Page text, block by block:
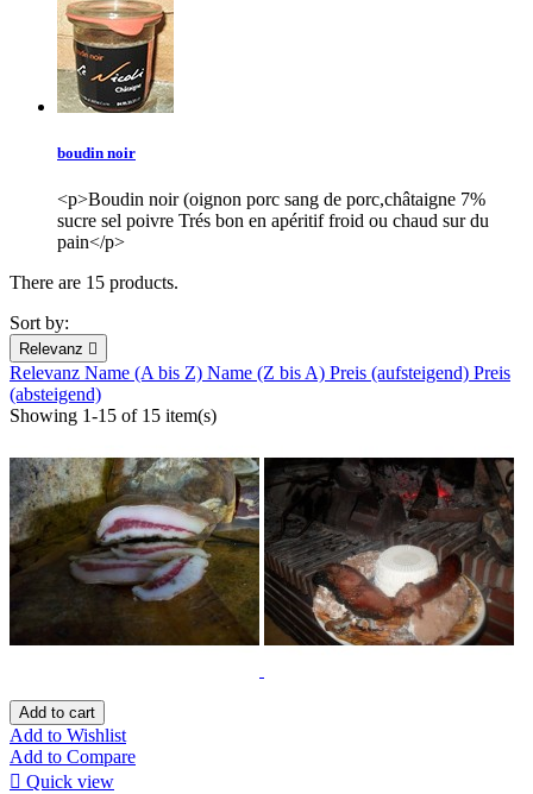
boudin noir
<p>Boudin noir (oignon porc sang de porc,châtaigne 7%
sucre sel poivre Trés bon en apéritif froid ou chaud sur du
pain</p>
There are 15 products.
Sort by:
Relevanz 
Relevanz Name (A bis Z) Name (Z bis A) Preis (aufsteigend) Preis
(absteigend)
Showing 1-15 of 15 item(s)
Add to cart
Add to Wishlist
Add to Compare
 Quick view